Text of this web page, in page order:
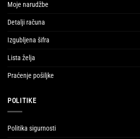
Moje narudžbe
Detalji računa
Izgubljena šifra
Lista želja
Praćenje pošiljke
POLITIKE
Politika sigurnosti